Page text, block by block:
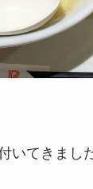
いてきまし